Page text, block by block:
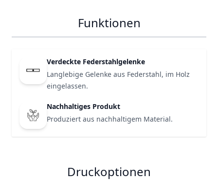
Funktionen
Verdeckte Federstahlgelenke
Langlebige Gelenke aus Federstahl, im Holz
eingelassen.
Nachhaltiges Produkt
Produziert aus nachhaltigem Material.
Druckoptionen